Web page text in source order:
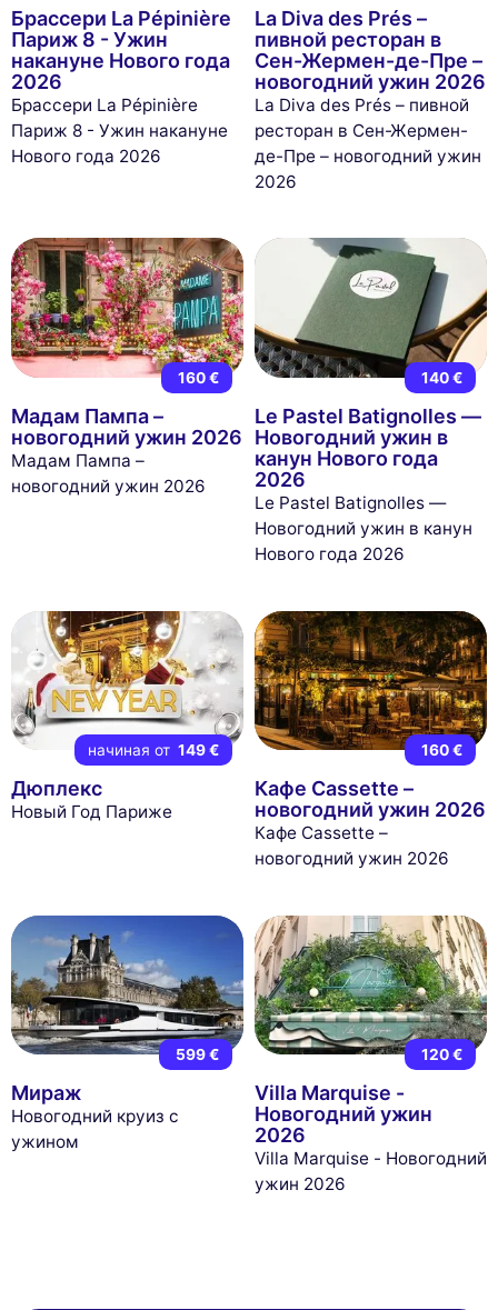
Брассери La Pépinière
Париж 8 - Ужин
накануне Нового года
2026
Брассери La Pépinière
Париж 8 - Ужин накануне
Нового года 2026
La Diva des Prés –
пивной ресторан в
Сен-Жермен-де-Пре –
новогодний ужин 2026
La Diva des Prés – пивной
ресторан в Сен-Жермен-
де-Пре – новогодний ужин
2026
160 €
Мадам Пампа –
новогодний ужин 2026
Мадам Пампа –
новогодний ужин 2026
140 €
Le Pastel Batignolles —
Новогодний ужин в
канун Нового года
2026
Le Pastel Batignolles —
Новогодний ужин в канун
Нового года 2026
начиная от 149 €
Дюплекс
Новый Год Париже
160 €
Кафе Cassette –
новогодний ужин 2026
Кафе Cassette –
новогодний ужин 2026
599 €
Мираж
Новогодний круиз с
ужином
120 €
Villa Marquise -
Новогодний ужин
2026
Villa Marquise - Новогодний
ужин 2026